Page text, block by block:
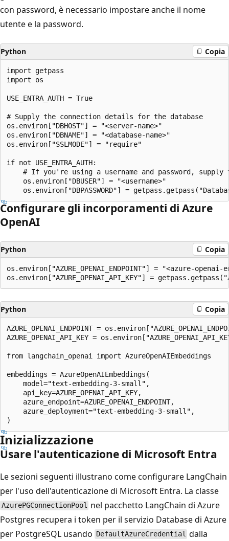
con password, è necessario impostare anche il nome
utente e la password.
Python Copia
import getpass
import os
USE_ENTRA_AUTH = True
# Supply the connection details for the database
os.environ["DBHOST"] = "<server-name>"
os.environ["DBNAME"] = "<database-name>"
os.environ["SSLMODE"] = "require"
if not USE_ENTRA_AUTH:
# If you're using a username and password, supply
    os.environ["DBUSER"] = "<username>"
Configurare gli incorporamenti di Azure
OpenAI
Python Copia
os.environ["AZURE_OPENAI_ENDPOINT"] = "<azure-openai-
Python Copia
AZURE_OPENAI_ENDPOINT =
AZURE_OPENAI_API_KEY =
from langchain_openai import AzureOpenAIEmbeddings
embeddings = AzureOpenAIEmbeddings(
    model="text-embedding-3-small",
    api_key=AZURE_OPENAI_API_KEY,
    azure_endpoint=AZURE_OPENAI_ENDPOINT,
    azure_deployment="text-embedding-3-small",
Inizializzazione
Usare l'autenticazione di Microsoft Entra
Le sezioni seguenti illustrano come configurare LangChain
per l'uso dell'autenticazione di Microsoft Entra. La classe
AzurePGConnectionPool nel pacchetto LangChain di Azure
Postgres recupera i token per il servizio Database di Azure
per PostgreSQL usando DefaultAzureCredential dalla